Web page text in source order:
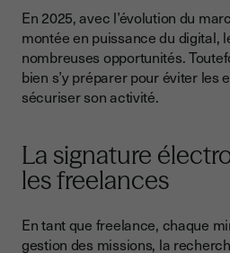
En 2025, avec l’évolution du
montée en puissance du digital,
nombreuses opportunités.
bien s’y préparer pour éviter les
sécuriser son activité.
La signature
les freelances
En tant que freelance, chaque
gestion des missions, la